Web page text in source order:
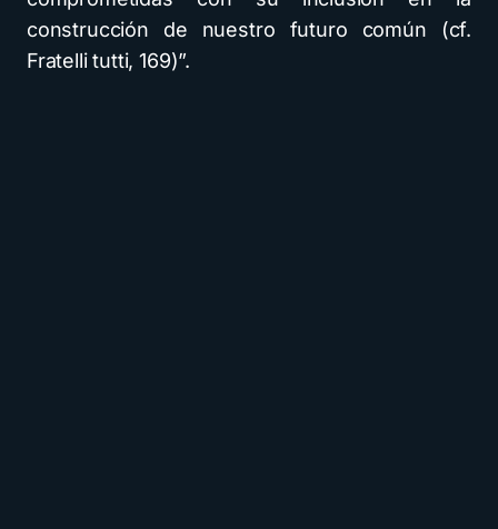
construcción de nuestro futuro común (cf.
Fratelli tutti, 169)”.